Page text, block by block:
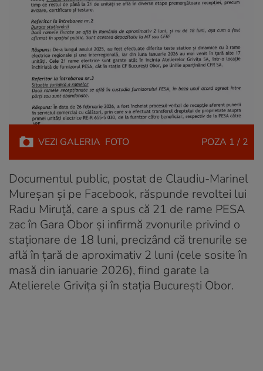
VEZI GALERIA FOTO POZA 1 / 2
Documentul public, postat de Claudiu-Marinel
Mureșan și pe Facebook, răspunde revoltei lui
Radu Miruță, care a spus că 21 de rame PESA
zac în Gara Obor și infirmă zvonurile privind o
staționare de 18 luni, precizând că trenurile se
află în țară de aproximativ 2 luni (cele sosite în
masă din ianuarie 2026), fiind garate la
Atelierele Grivița și în stația București Obor.